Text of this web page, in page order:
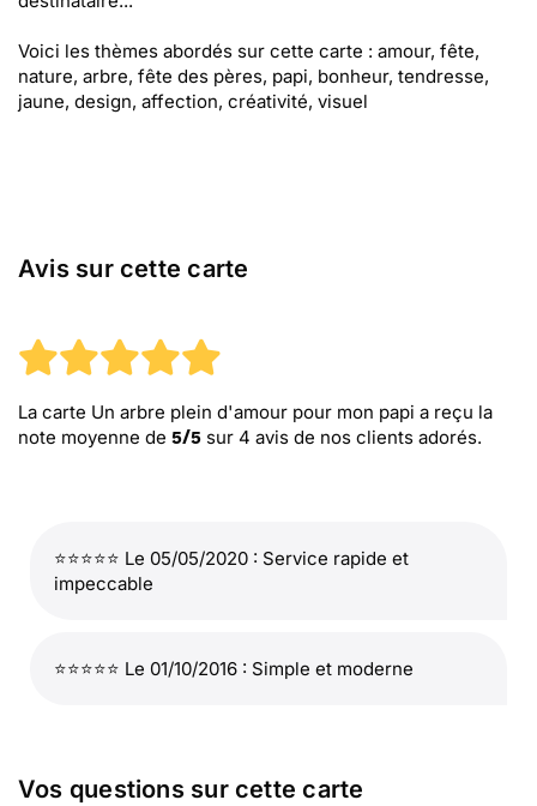
Voici les thèmes abordés sur cette carte : amour, fête,
nature, arbre, fête des pères, papi, bonheur, tendresse,
jaune, design, affection, créativité, visuel
Avis sur cette carte
La carte Un arbre plein d'amour pour mon papi a reçu la
note moyenne de 5/5 sur 4 avis de nos clients adorés.
⭐⭐⭐⭐⭐ Le 05/05/2020 : Service rapide et
impeccable
⭐⭐⭐⭐⭐ Le 01/10/2016 : Simple et moderne
Vos questions sur cette carte